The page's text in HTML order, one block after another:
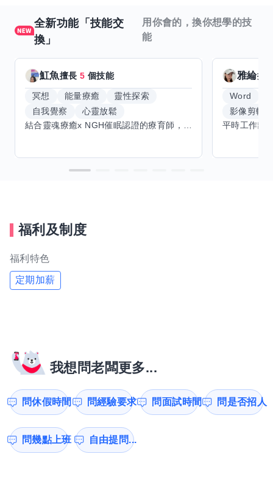
全新功能「技能交
換」
用你會的，換你想學的技
能
魟魚擅長5 個技能
冥想 能量療癒
靈性探索
自我覺察
心靈放鬆
雅綸擅
Word
影像剪輯
福利及制度
福利特色
定期加薪
我想問老闆更多...
問休假時間 問經驗要求 問面試時間 問是否招人
問幾點上班 自由提問...